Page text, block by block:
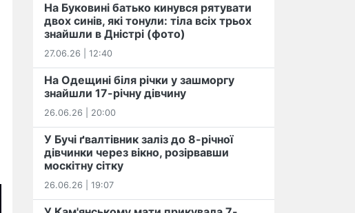
На Буковині батько кинувся рятувати
двох синів, які тонули: тіла всіх трьох
знайшли в Дністрі (фото)
27.06.26 | 12:40
На Одещині біля річки у зашморгу
знайшли 17-річну дівчину
26.06.26 | 20:00
У Бучі ґвалтівник заліз до 8-річної
дівчинки через вікно, розірвавши
москітну сітку
26.06.26 | 19:07